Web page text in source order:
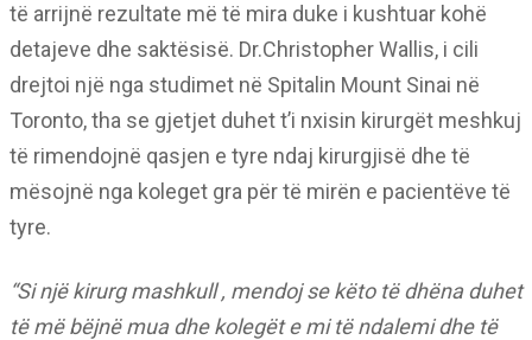
të arrijnë rezultate më të mira duke i kushtuar kohë
detajeve dhe saktësisë. Dr.Christopher Wallis, i cili
drejtoi një nga studimet në Spitalin Mount Sinai në
Toronto, tha se gjetjet duhet t’i nxisin kirurgët meshkuj
të rimendojnë qasjen e tyre ndaj kirurgjisë dhe të
mësojnë nga koleget gra për të mirën e pacientëve të
tyre.
“Si një kirurg mashkull , mendoj se këto të dhëna duhet
të më bëjnë mua dhe kolegët e mi të ndalemi dhe të